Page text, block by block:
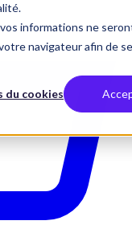
informations ne
navigateur afin de
du cookies